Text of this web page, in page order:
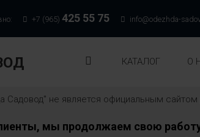
+7 (965) 425 55 75 info@odezhda-
КАТАЛОГ О
Садовод" не является официальным
мы продолжаем свою